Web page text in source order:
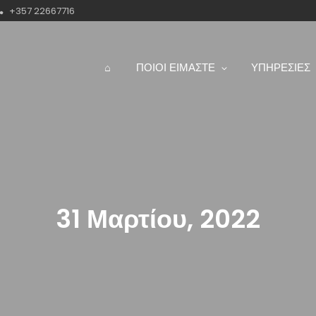
+357 22667716
⌂ ΠΟΙΟΙ ΕΙΜΑΣΤΕ ΥΠΗΡΕΣΙΕΣ
31 Μαρτίου, 2022